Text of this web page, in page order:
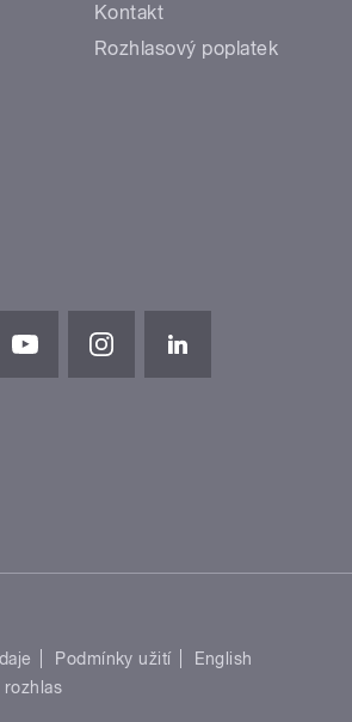
Kontakt
Rozhlasový poplatek
Podmínky užití
English